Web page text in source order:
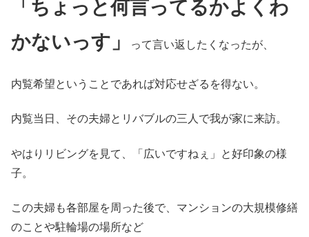
「ちょっと何言ってるかよくわ
かないっす」
って言い返したくなったが、
内覧希望ということであれば対応せざるを得ない。
内覧当日、その夫婦とリバブルの三人で我が家に来訪。
やはりリビングを見て、「広いですねぇ」と好印象の様
子。
この夫婦も各部屋を周った後で、マンションの大規模修繕
のことや駐輪場の場所など